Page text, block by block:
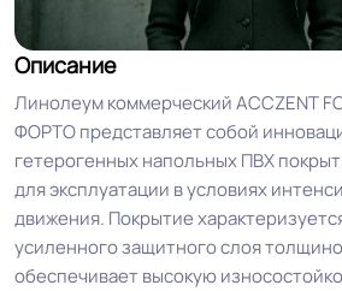
Описание
Линолеум коммерческий ACCZENT
ФОРТО представляет собой
гетерогенных напольных ПВХ
для эксплуатации в условиях
движения. Покрытие
усиленного защитного слоя
обеспечивает высокую